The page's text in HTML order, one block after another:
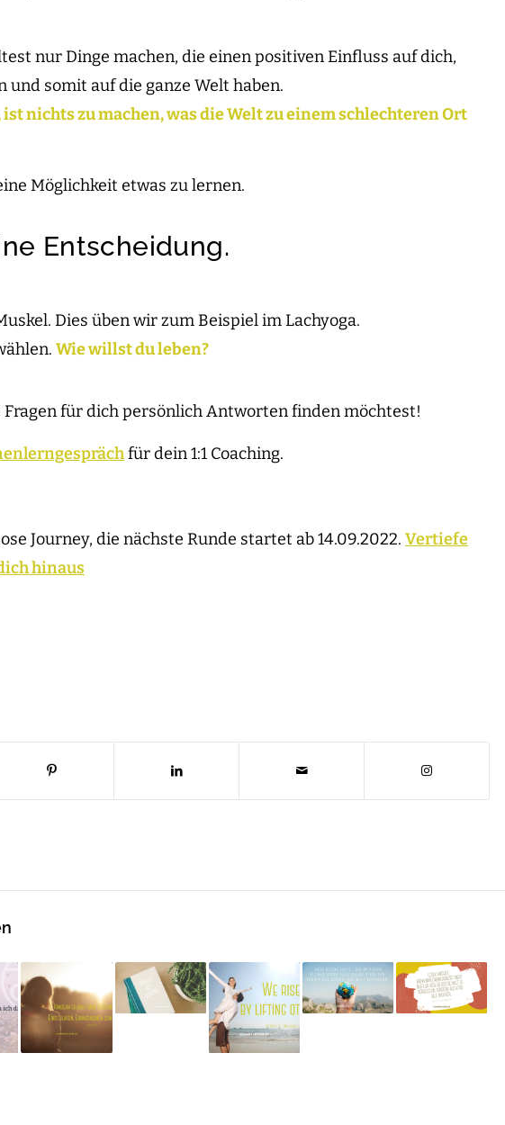
nur Dinge machen, die einen positiven Einfluss auf dich,
somit auf die ganze Welt haben.
nichts zu machen, was die Welt zu einem schlechteren Ort
Möglichkeit etwas zu lernen.
Entscheidung.
Dies üben wir zum Beispiel im Lachyoga.
Wie willst du leben?
für dich persönlich Antworten finden möchtest!
für dein 1:1 Coaching.
Journey, die nächste Runde startet ab 14.09.2022. Vertiefe
hinaus